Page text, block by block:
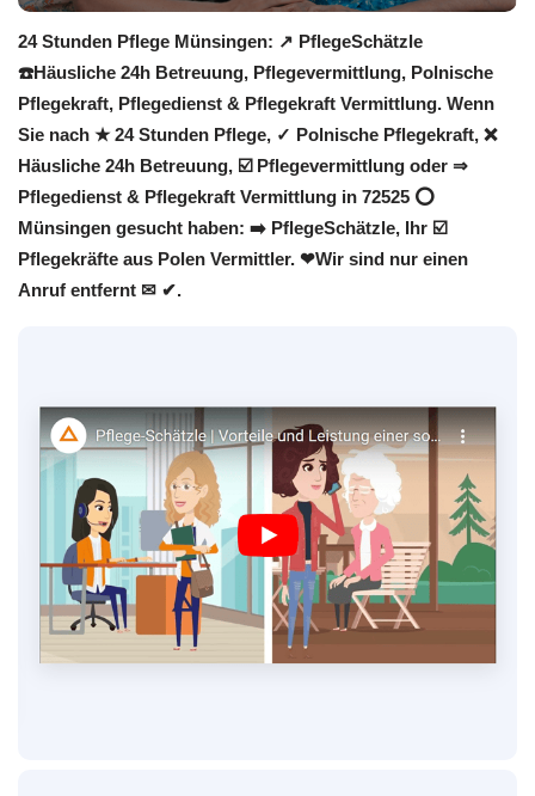
24 Stunden Pflege Münsingen: ↗️ PflegeSchätzle
☎️Häusliche 24h Betreuung, Pflegevermittlung, Polnische
Pflegekraft, Pflegedienst & Pflegekraft Vermittlung. Wenn
Sie nach ★ 24 Stunden Pflege, ✓ Polnische Pflegekraft, ❌
Häusliche 24h Betreuung, ☑️ Pflegevermittlung oder ⇒
Pflegedienst & Pflegekraft Vermittlung in 72525 ⭕
Münsingen gesucht haben: ➡️ PflegeSchätzle, Ihr ☑️
Pflegekräfte aus Polen Vermittler. ❤Wir sind nur einen
Anruf entfernt ✉ ✔.